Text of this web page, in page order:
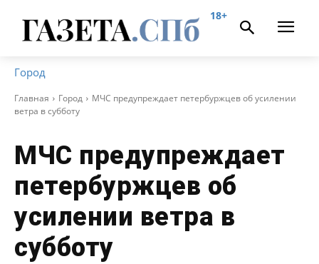
18+
Город
Главная Город
МЧС предупреждает петербуржцев об усилении
ветра в субботу
МЧС предупреждает
петербуржцев об
усилении ветра в
субботу